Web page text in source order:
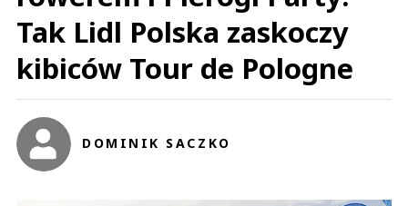
Tak Lidl Polska zaskoczy
kibiców Tour de Pologne
DOMINIK SACZKO